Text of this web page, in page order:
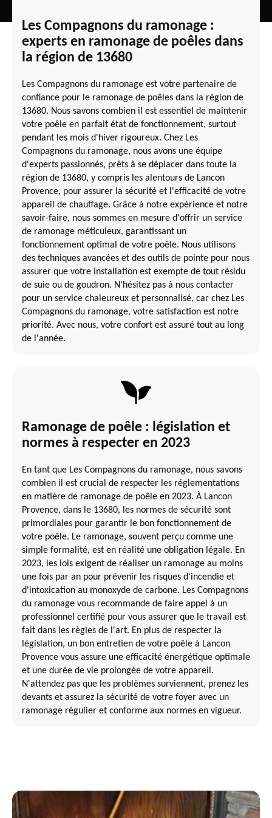
Les Compagnons du ramonage :
experts en ramonage de poêles dans
la région de 13680
Les Compagnons du ramonage est votre partenaire de
confiance pour le ramonage de poêles dans la région de
13680. Nous savons combien il est essentiel de maintenir
votre poêle en parfait état de fonctionnement, surtout
pendant les mois d'hiver rigoureux. Chez Les
Compagnons du ramonage, nous avons une équipe
d'experts passionnés, prêts à se déplacer dans toute la
région de 13680, y compris les alentours de Lancon
Provence, pour assurer la sécurité et l'efficacité de votre
appareil de chauffage. Grâce à notre expérience et notre
savoir-faire, nous sommes en mesure d'offrir un service
de ramonage méticuleux, garantissant un
fonctionnement optimal de votre poêle. Nous utilisons
des techniques avancées et des outils de pointe pour nous
assurer que votre installation est exempte de tout résidu
de suie ou de goudron. N'hésitez pas à nous contacter
pour un service chaleureux et personnalisé, car chez Les
Compagnons du ramonage, votre satisfaction est notre
priorité. Avec nous, votre confort est assuré tout au long
de l'année.
Ramonage de poêle : législation et
normes à respecter en 2023
En tant que Les Compagnons du ramonage, nous savons
combien il est crucial de respecter les réglementations
en matière de ramonage de poêle en 2023. À Lancon
Provence, dans le 13680, les normes de sécurité sont
primordiales pour garantir le bon fonctionnement de
votre poêle. Le ramonage, souvent perçu comme une
simple formalité, est en réalité une obligation légale. En
2023, les lois exigent de réaliser un ramonage au moins
une fois par an pour prévenir les risques d'incendie et
d'intoxication au monoxyde de carbone. Les Compagnons
du ramonage vous recommande de faire appel à un
professionnel certifié pour vous assurer que le travail est
fait dans les règles de l'art. En plus de respecter la
législation, un bon entretien de votre poêle à Lancon
Provence vous assure une efficacité énergétique optimale
et une durée de vie prolongée de votre appareil.
N'attendez pas que les problèmes surviennent, prenez les
devants et assurez la sécurité de votre foyer avec un
ramonage régulier et conforme aux normes en vigueur.